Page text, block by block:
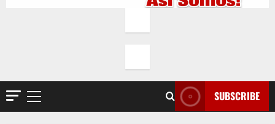
Primary
SUBSCRIBE